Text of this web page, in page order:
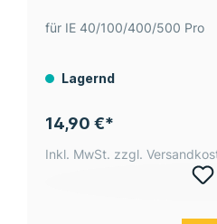
für IE 40/100/400/500 Pro
Lagernd
14,90 €*
Inkl. MwSt. zzgl.